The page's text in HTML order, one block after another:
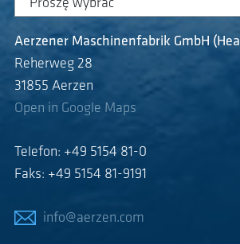
Aerzener Maschinenfabrik GmbH
Reherweg 28
31855 Aerzen
Open in Google Maps
Telefon: +49 5154 81-0
Faks: +49 5154 81-9191
info@aerzen.com